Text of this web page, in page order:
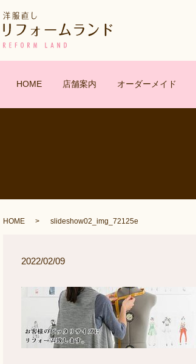
HOME 店舗案内 オーダーメイド
HOME slideshow02_img_72125e
2022/02/09